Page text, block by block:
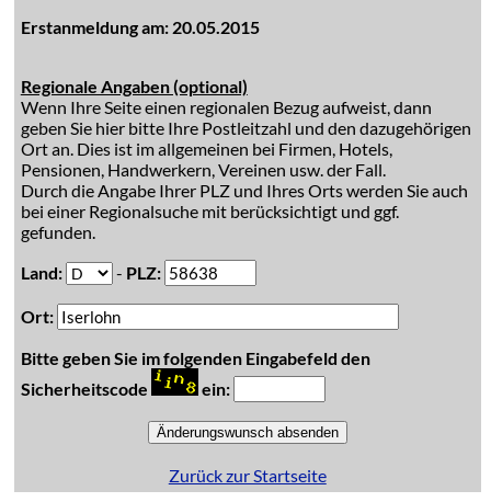
Erstanmeldung am: 20.05.2015
Regionale Angaben (optional)
Wenn Ihre Seite einen regionalen Bezug aufweist, dann
geben Sie hier bitte Ihre Postleitzahl und den dazugehörigen
Ort an. Dies ist im allgemeinen bei Firmen, Hotels,
Pensionen, Handwerkern, Vereinen usw. der Fall.
Durch die Angabe Ihrer PLZ und Ihres Orts werden Sie auch
bei einer Regionalsuche mit berücksichtigt und ggf.
gefunden.
Land:
- PLZ:
Ort:
Bitte geben Sie im folgenden Eingabefeld den
Sicherheitscode
ein:
Zurück zur Startseite